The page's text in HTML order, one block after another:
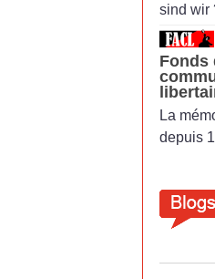
sind wir
Fonds
La
depuis